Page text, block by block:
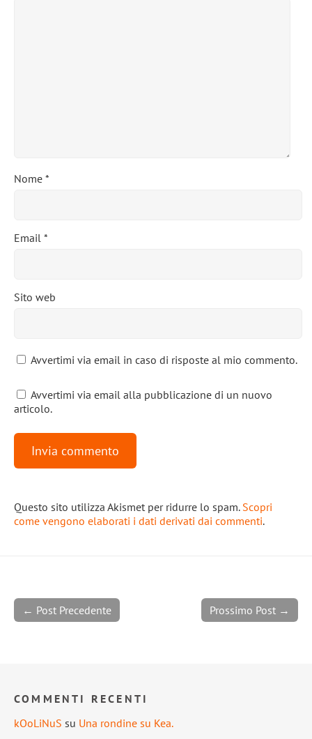
Nome *
Email *
Sito web
Avvertimi via email in caso di risposte al mio commento.
Avvertimi via email alla pubblicazione di un nuovo
articolo.
Questo sito utilizza Akismet per ridurre lo spam. Scopri
come vengono elaborati i dati derivati dai commenti.
Prossimo Post →
← Post Precedente
COMMENTI RECENTI
kOoLiNuS su Una rondine su Kea.